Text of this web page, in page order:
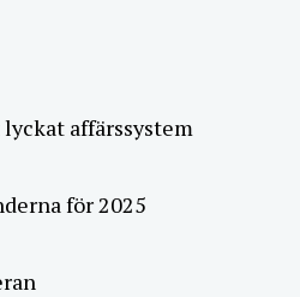
affärssystem
för 2025